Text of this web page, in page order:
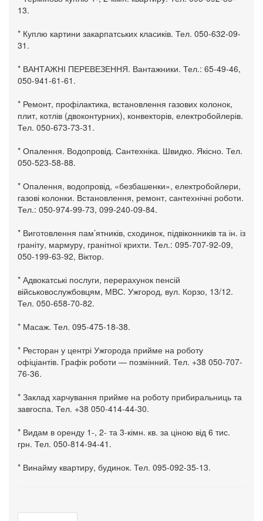
13.
* Куплю картини закарпатських класиків. Тел. 050-632-09-
31.
* ВАНТАЖНІ ПЕРЕВЕЗЕННЯ. Вантажники. Тел.: 65-49-46,
050-941-61-61.
* Ремонт, профілактика, встановлення газових колонок,
плит, котлів (двоконтурних), конвекторів, електробойлерів.
Тел. 050-673-73-31.
* Опалення. Водопровід. Сантехніка. Швидко. Якісно. Тел.
050-523-58-88.
* Опалення, водопровід, «безбашенки», електробойлери,
газові колонки. Встановлення, ремонт, сантехнічні роботи.
Тел.: 050-974-99-73, 099-240-09-84.
* Виготовлення пам’ятників, сходинок, підвіконників та ін. із
граніту, мармуру, гранітної крихти. Тел.: 095-707-92-09,
050-199-63-92, Віктор.
* Адвокатські послуги, перерахунок пенсій
військовослужбовцям, МВС. Ужгород, вул. Корзо, 13/12.
Тел. 050-658-70-82.
* Масаж. Тел. 095-475-18-38.
* Ресторан у центрі Ужгорода прийме на роботу
офіціантів. Графік роботи — позмінний. Тел. +38 050-707-
76-36.
* Заклад харчування прийме на роботу прибиральниць та
завгоспа. Тел. +38 050-414-44-30.
* Видам в оренду 1-, 2- та 3-кімн. кв. за ціною від 6 тис.
грн. Тел. 050-814-94-41.
* Винайму квартиру, будинок. Тел. 095-092-35-13.